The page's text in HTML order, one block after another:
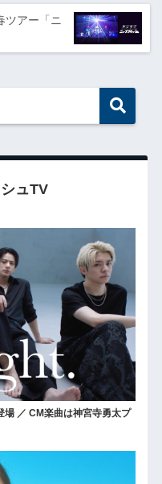
ツアー「ニ
ュTV
場 ／ CM楽曲は神宮寺勇太プ